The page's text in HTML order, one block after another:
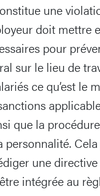
une
doit mettre
pour
sur le lieu de
ce qu’est le
que la
personnalité.
une
intégrée au